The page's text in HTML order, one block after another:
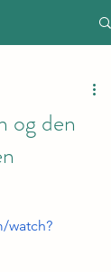
og den
watch?